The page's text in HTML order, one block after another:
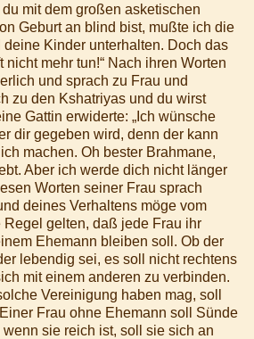
mit dem großen asketischen
Geburt an blind bist, mußte ich die
Kinder unterhalten. Doch das
mehr tun!“ Nach ihren Worten
und sprach zu Frau und
zu den Kshatriyas und du wirst
Gattin erwiderte: „Ich wünsche
dir gegeben wird, denn der kann
machen. Oh bester Brahmane,
Aber ich werde dich nicht länger
Worten seiner Frau sprach
deines Verhaltens möge vom
Regel gelten, daß jede Frau ihr
Ehemann bleiben soll. Ob der
lebendig sei, es soll nicht rechtens
mit einem anderen zu verbinden.
Vereinigung haben mag, soll
Frau ohne Ehemann soll Sünde
sie reich ist, soll sie sich an